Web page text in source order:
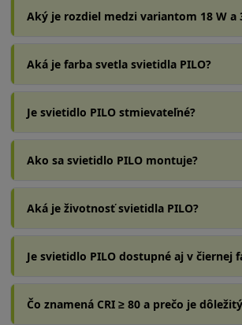
Aký je rozdiel medzi variantom 18 W a
Aká je farba svetla svietidla PILO?
Je svietidlo PILO stmievateľné?
Ako sa svietidlo PILO montuje?
Aká je životnosť svietidla PILO?
Je svietidlo PILO dostupné aj v čiernej
Čo znamená CRI ≥ 80 a prečo je